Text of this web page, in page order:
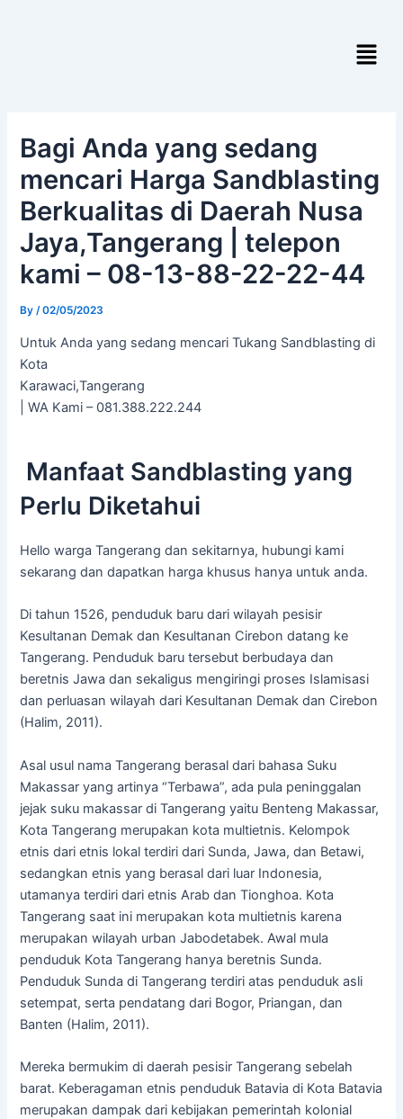
Menu
Bagi Anda yang sedang
mencari Harga Sandblasting
Berkualitas di Daerah Nusa
Jaya,Tangerang | telepon
kami – 08-13-88-22-22-44
By/02/05/2023
Untuk Anda yang sedang mencari Tukang Sandblasting di
Kota
Karawaci,Tangerang
| WA Kami – 081.388.222.244
Manfaat Sandblasting yang
Perlu Diketahui
Hello warga Tangerang dan sekitarnya, hubungi kami
sekarang dan dapatkan harga khusus hanya untuk anda.
Di tahun 1526, penduduk baru dari wilayah pesisir
Kesultanan Demak dan Kesultanan Cirebon datang ke
Tangerang. Penduduk baru tersebut berbudaya dan
beretnis Jawa dan sekaligus mengiringi proses Islamisasi
dan perluasan wilayah dari Kesultanan Demak dan Cirebon
(Halim, 2011).
Asal usul nama Tangerang berasal dari bahasa Suku
Makassar yang artinya “Terbawa”, ada pula peninggalan
jejak suku makassar di Tangerang yaitu Benteng Makassar,
Kota Tangerang merupakan kota multietnis. Kelompok
etnis dari etnis lokal terdiri dari Sunda, Jawa, dan Betawi,
sedangkan etnis yang berasal dari luar Indonesia,
utamanya terdiri dari etnis Arab dan Tionghoa. Kota
Tangerang saat ini merupakan kota multietnis karena
merupakan wilayah urban Jabodetabek. Awal mula
penduduk Kota Tangerang hanya beretnis Sunda.
Penduduk Sunda di Tangerang terdiri atas penduduk asli
setempat, serta pendatang dari Bogor, Priangan, dan
Banten (Halim, 2011).
Mereka bermukim di daerah pesisir Tangerang sebelah
barat. Keberagaman etnis penduduk Batavia di Kota Batavia
merupakan dampak dari kebijakan pemerintah kolonial